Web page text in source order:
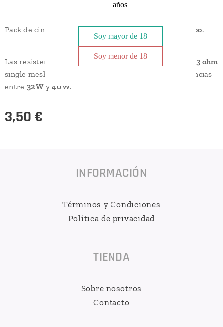
Pack de cinco resistenciasPnP VM1de la marca Voopoo.
Las resistencias PnP VM1tienen un rendimiento de
0,3 ohm
single mesh y están indicadas para trabajar con potencias
entre 32 Wy40 W.
3,50 €
INFORMACIÓN
Términos y Condiciones
Política de privacidad
TIENDA
Sobre nosotros
Contacto
años
Soy mayor de 18
Soy menor de 18